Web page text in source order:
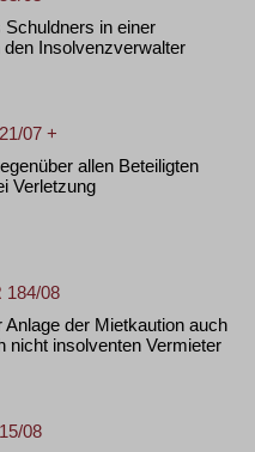
in einer
Insolvenzverwalter
07 +
allen Beteiligten
Verletzung
184/08
der Mietkaution auch
nicht insolventen Vermieter
08